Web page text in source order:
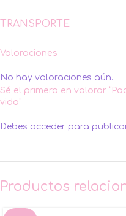
TRANSPORTE
Valoraciones
No hay valoraciones aún.
Sé el primero en valorar
vida”
Debes acceder para
Productos